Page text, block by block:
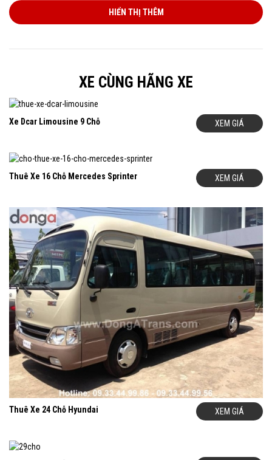
Thuê xe 16 chỗ đi du lịch,đi lễ hội đầu năm
Thuê xe 16 chỗ đi về quê,
Giá Thuê Xe Ford Transit Là Bao Nhiêu?
Chúng Tôi cho thuêxe 16 chỗ Ford Transit
Giá cho thuê xe phụ thuộc vào lịch trình của từng khách hàng.
Giá thuê được tính dựa trên các yếu tố: khoảng cách di chuyển,
Ford Transit
còn được tính trọn gói theo chuyến. Chính vì vậy để
có được mức giá thuê xe rẻ nhất phù hợp với lộ trình của từng
khách hàng. Hãy liên hệ ngay với chúng tôi và chúng tôi biết yêu
báo giá tốt nhất cho quý khách.
Hotline: 09.33.44.99.86 – 09.33.44.99.56(24/7)
(DONGATRANS luôn có chính sách giảm giá cho những
khách hàng liên hệ và đặt thuê xe sớm)
Khi quý khách liên hệ với chúng Tôi ngay khi quý khách có nhu
cầu thuê xe và nếu quý khách đồng ý ký hợp đồng thuê xe sớm.
Chúng Tôi luôn mang đến cho khách hàng mức giá thuê xe rẻ
hơn so với giá công bố và giá cho thuê xe trên thị trường.
HIỂN THỊ THÊM
XE CÙNG HÃNG XE
Xe Dcar Limousine 9 Chỗ XEM GIÁ
Thuê Xe 16 Chỗ Mercedes Sprinter XEM GIÁ
Thuê Xe 24 Chỗ Hyundai XEM GIÁ